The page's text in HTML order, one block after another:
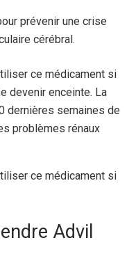
prévenir une crise
cérébral.
ce médicament si
devenir enceinte. La
dernières semaines de
problèmes rénaux
ce médicament si
Advil